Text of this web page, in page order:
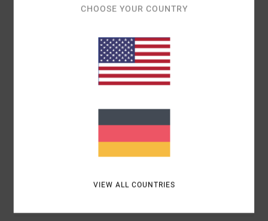
KOMFORT
PREIS-LEISTUNGS-VERHÄLTNIS
4.0
CHOOSE YOUR COUNTRY
VIEW ALL COUNTRIES